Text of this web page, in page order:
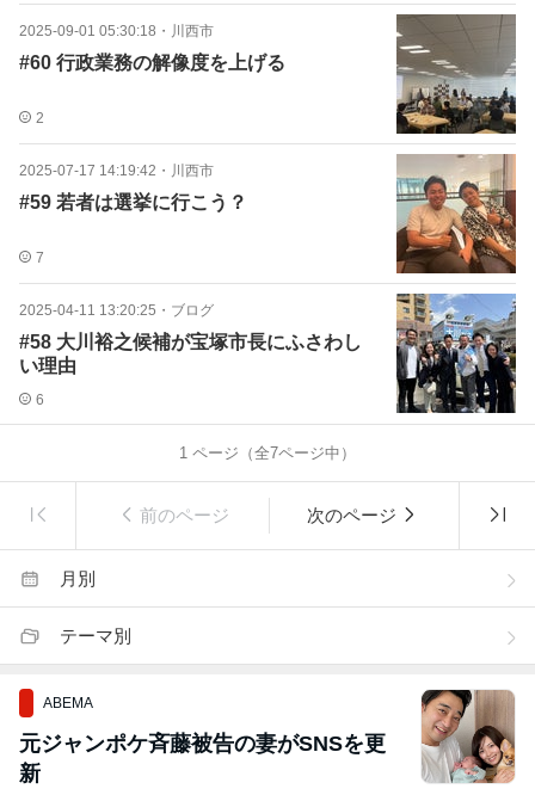
2025-09-01 05:30:18 ・ 川西市
#60 行政業務の解像度を上げる
2
2025-07-17 14:19:42 ・ 川西市
#59 若者は選挙に行こう？
7
2025-04-11 13:20:25 ・ ブログ
#58 大川裕之候補が宝塚市長にふさわし
い理由
6
1 ページ（全7ページ中）
前のページ 次のページ
月別
テーマ別
ABEMA
元ジャンポケ斉藤被告の妻がSNSを更
新